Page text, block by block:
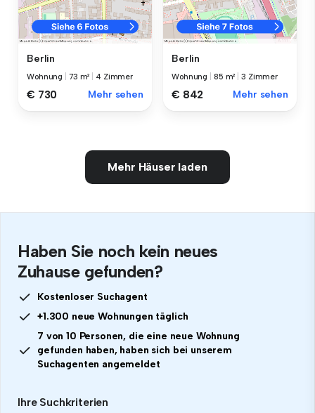
Berlin
Wohnung 73 m² 4 Zimmer
€ 730 Mehr sehen
Berlin
Wohnung 85 m² |3 Zimmer
€ 842 Mehr sehen
Mehr Häuser laden
Haben Sie noch kein neues
Zuhause gefunden?
Kostenloser Suchagent
+1.300 neue Wohnungen täglich
7 von 10 Personen, die eine neue Wohnung
gefunden haben, haben sich bei unserem
Suchagenten angemeldet
Ihre Suchkriterien